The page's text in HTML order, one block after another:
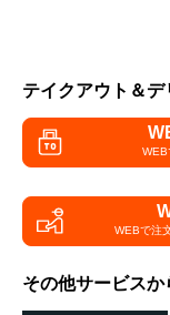
テイクアウト＆
WEB
WEBで注
その他サービスか